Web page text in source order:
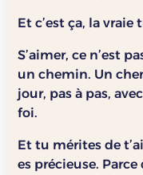
Et c’est ça, la
S’aimer, ce n’est
un chemin. Un
jour, pas à pas,
foi.
Et tu mérites de
es précieuse.